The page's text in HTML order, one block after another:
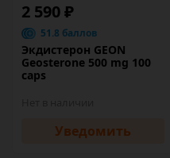
2 590 ₽
51.8 баллов
Экдистерон GEON
Geosterone 500 mg 100
caps
Уведомить